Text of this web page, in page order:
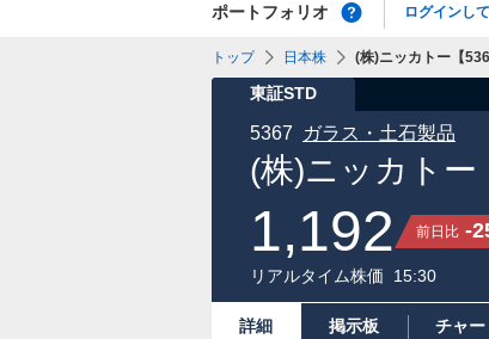
ポートフォリオ ログインし
トップ 日本株 (株)ニッカトー【
東証STD
(株)ニッカトー
5367 ガラス・土石製品
1,192 前日比 -
リアルタイム株価 15:30
詳細 掲示板 チャー